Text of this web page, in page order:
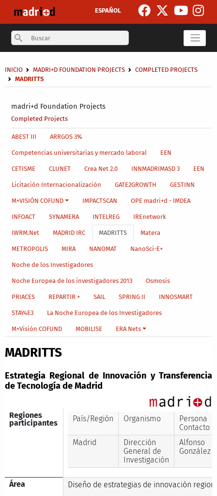
ESPAÑOL
Search
madri+d Foundation Projects
Completed Projects
Breadcrumb
INICIO MADRI+D FOUNDATION PROJECTS
COMPLETED PROJECTS
MADRITTS
Main menu level 4
ABEST III ARRGOS 3%
Competencias universitarias y mercado laboral EEN
CETISME CLUNET Crea Net 2.0 INNMADRIMASD 3 EEN
Licitación Internacionalización GATE2GROWTH GESTINN
M+VISIÓN COFUND IMPACTSCAN OPE madri+d - IMDEA
INFOACT SYNAMERA INTELREG IREnetwork
IWRM.Net MADRID IRC MADRITTS Matera
METROPOLIS MIRA NANOMAT NanoSci-E+
Noche de los Investigadores
Noche Europea de los investigadores 2013 Osmosis
PRIACES REPARTIR + SAIL SPRING II INNOSMART
STAY4E3 La Noche Europea de los Investigadores
M+Visión COFUND MOBILISE ERA Nets
MADRITTS
Estrategia Regional de Innovación y Transferencia
de Tecnología de Madrid
Regiones
participantes
País/Región Organismo
Persona
Contacto
Madrid
Dirección
General de
Investigación
Alfonso
González
Área Diseño de estrategias de innovación